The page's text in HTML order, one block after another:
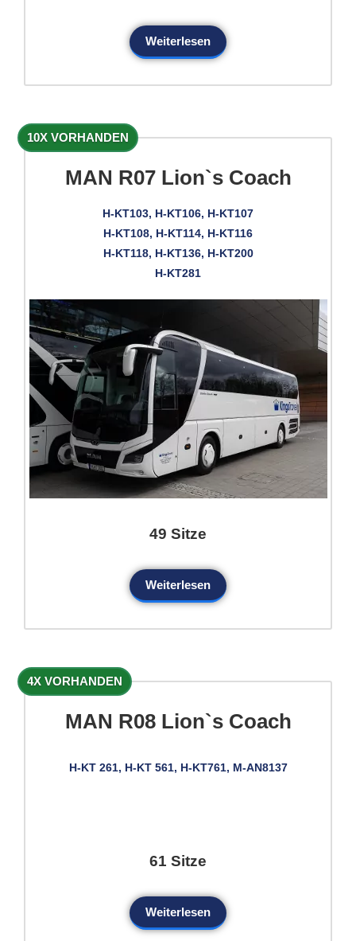
Weiterlesen
10X VORHANDEN
MAN R07 Lion`s Coach
H-KT103, H-KT106, H-KT107
H-KT108, H-KT114, H-KT116
H-KT118, H-KT136, H-KT200
H-KT281
49 Sitze
Weiterlesen
4X VORHANDEN
MAN R08 Lion`s Coach
H-KT 261, H-KT 561, H-KT761, M-AN8137
61 Sitze
Weiterlesen